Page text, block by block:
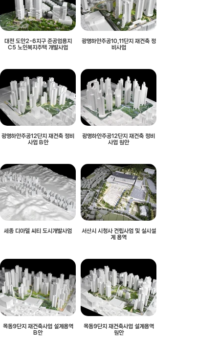
대전 도안2-6지구 준공업용지
C5 노인복지주택 개발사업
광명하안주공10,11단지 재건축 정
비사업
광명하안주공12단지 재건축 정비
사업 B안
광명하안주공12단지 재건축 정비
사업 원안
세종 디아델 씨티 도시개발사업
서산시 시청사 건립사업 및 실시설
계 용역
목동9단지 재건축사업 설계용역
B안
목동9단지 재건축사업 설계용역
원안